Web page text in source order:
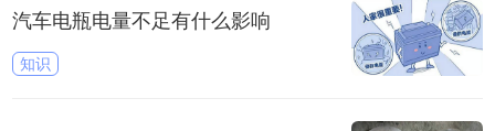
汽车电瓶电量不足有什么影响
知识